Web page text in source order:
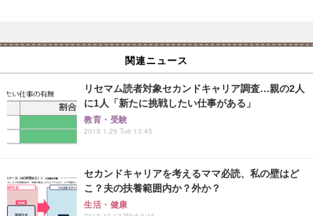
関連ニュース
リセマム読者対象セカンドキャリア調査…親の2人
に1人「新たに挑戦したい仕事がある」
教育・受験
2019.1.29 Tue 13:45
セカンドキャリアを考えるママ必読、私の壁はど
こ？夫の扶養範囲内か？外か？
生活・健康